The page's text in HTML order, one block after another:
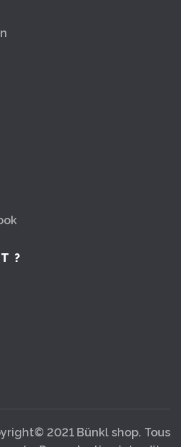
?
2021 Bünkl shop. Tous